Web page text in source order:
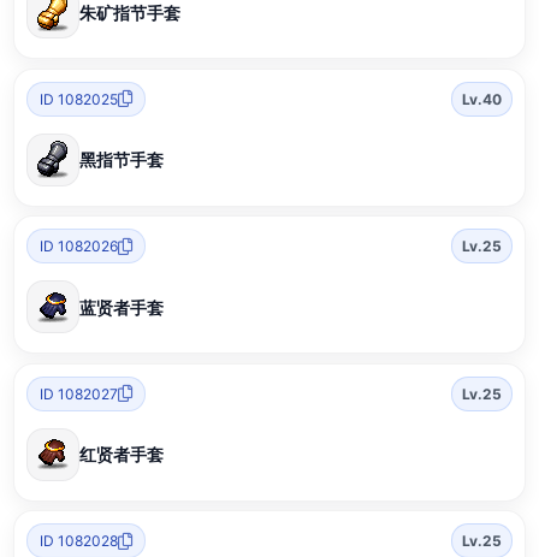
朱矿指节手套
ID 1082025 Lv.40
黑指节手套
ID 1082026 Lv.25
蓝贤者手套
ID 1082027 Lv.25
红贤者手套
ID 1082028 Lv.25